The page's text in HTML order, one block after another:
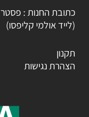
כתובת החנות : פסטר 6 רמלה
(לייד אולמי קליפסו)
תקנון
הצהרת נגישות